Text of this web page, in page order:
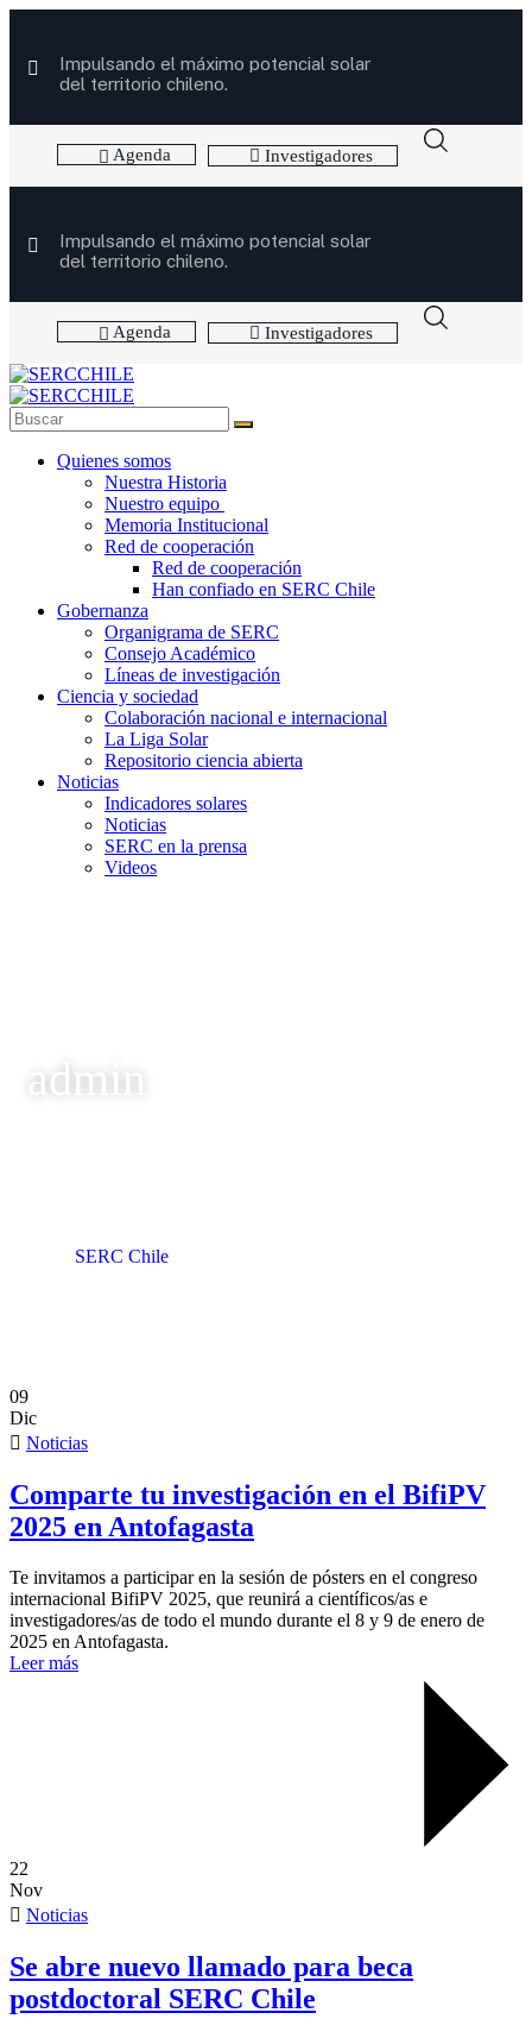
Impulsando el máximo potencial solar
del territorio chileno.
Agenda Investigadores
Impulsando el máximo potencial solar
del territorio chileno.
Agenda Investigadores
Quienes somos
Nuestra Historia
Nuestro equipo
Memoria Institucional
Red de cooperación
Red de cooperación
Han confiado en SERC Chile
Gobernanza
Organigrama de SERC
Consejo Académico
Líneas de investigación
Ciencia y sociedad
Colaboración nacional e internacional
La Liga Solar
Repositorio ciencia abierta
Noticias
Indicadores solares
Noticias
SERC en la prensa
Videos
admin
SERC Chile
09
Dic
Noticias
Comparte tu investigación en el BifiPV
2025 en Antofagasta
Te invitamos a participar en la sesión de pósters en el congreso
internacional BifiPV 2025, que reunirá a científicos/as e
investigadores/as de todo el mundo durante el 8 y 9 de enero de
2025 en Antofagasta.
Leer más
22
Nov
Noticias
Se abre nuevo llamado para beca
postdoctoral SERC Chile